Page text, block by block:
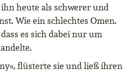
heute als schwerer und
Wie ein schlechtes Omen.
es sich dabei nur um
flüsterte sie und ließ ihren